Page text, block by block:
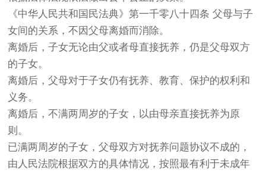
《中华人民共和国民法典》第一千零八十四条 父母与子
女间的关系，不因父母离婚而消除。
离婚后，子女无论由父或者母直接抚养，仍是父母双方
的子女。
离婚后，父母对于子女仍有抚养、教育、保护的权利和
义务。
离婚后，不满两周岁的子女，以由母亲直接抚养为原
则。
已满两周岁的子女，父母双方对抚养问题协议不成的，
由人民法院根据双方的具体情况，按照最有利于未成年